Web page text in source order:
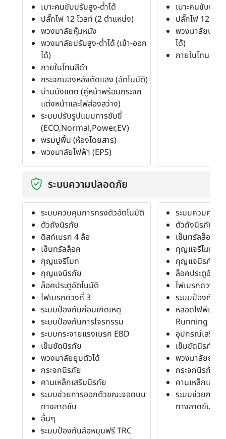
เบาะคนขับปรับสูง-ต่ำได้
ปลั๊กไฟ 12 โวลท์ (2 ตำแหน่ง)
พวงมาลัยหุ้มหนัง
พวงมาลัยปรับสูง-ต่ำได้ (เข้า-ออก
ได้)
ภายในโทนสีดำ
กระจกมองหลังตัดแสง (อัตโนมัติ)
ม่านบังแดด (คู่หน้าพร้อมกระจก
แต่งหน้าและไฟส่องสว่าง)
ระบบปรับรูปแบบการขับขี่
(ECO,Normal,Power,EV)
พรมปูพื้น (ห้องโดยสาร)
พวงมาลัยไฟฟ้า (EPS)
เบาะคนขับปรับ
ปลั๊กไฟ 12 โว
พวงมาลัยปรับ
ได้)
ภายในโทนสีดำ
ระบบความปลอดภัย
ระบบควบคุมการทรงตัวอัตโนมัติ
ตัวถังนิรภัย
ดิสก์เบรก 4 ล้อ
เซ็นทรัลล็อค
กุญแจรีโมท
กุญแจนิรภัย
ล็อคประตูอัตโนมัติ
ไฟเบรกดวงที่ 3
ระบบป้องกันก่อนเกิดเหตุ
ระบบป้องกันการโจรกรรม
ระบบกระจายแรงเบรก EBD
เข็มขัดนิรภัย
พวงมาลัยยุบตัวได้
กระจกนิรภัย
คานเหล็กเสริมนิรภัย
ระบบช่วยการออกตัวขณะจอดบน
ทางลาดชัน
อื่นๆ
ระบบป้องกันล้อหมุนฟรี TRC
ระบบควบคุมก
ตัวถังนิรภัย
เซ็นทรัลล็อค
กุญแจรีโมท
กุญแจนิรภัย
ล็อคประตูอัตโ
ไฟเบรกดวงที่ 3
ระบบป้องกันก
หลอดไฟพิเศษ
Running
อุปกรณ์เสริม
เข็มขัดนิรภัย
พวงมาลัยยุบตั
กระจกนิรภัย
คานเหล็กเสริ
ระบบช่วยการ
ทางลาดชัน